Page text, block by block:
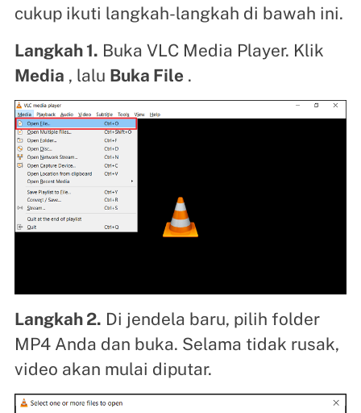
cukup ikuti langkah-langkah di bawah ini.
Langkah 1. Buka VLC Media Player. Klik
Media , lalu Buka File .
Langkah 2. Di jendela baru, pilih folder
MP4 Anda dan buka. Selama tidak rusak,
video akan mulai diputar.